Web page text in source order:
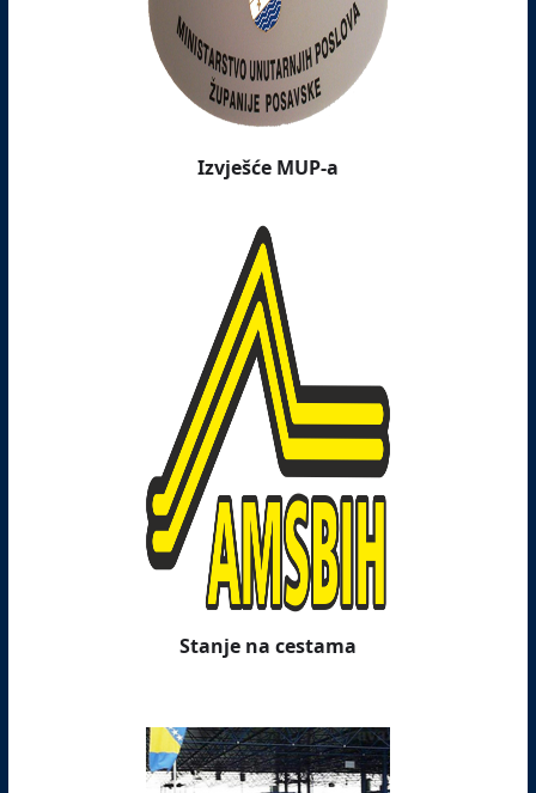
Izvješće MUP-a
Stanje na cestama